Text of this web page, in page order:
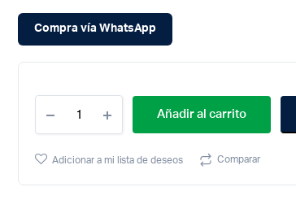
Compra vía WhatsApp
Silla
Tandem
Puestos
Añadir al carrito
Adicionar a mi lista de deseos Comparar